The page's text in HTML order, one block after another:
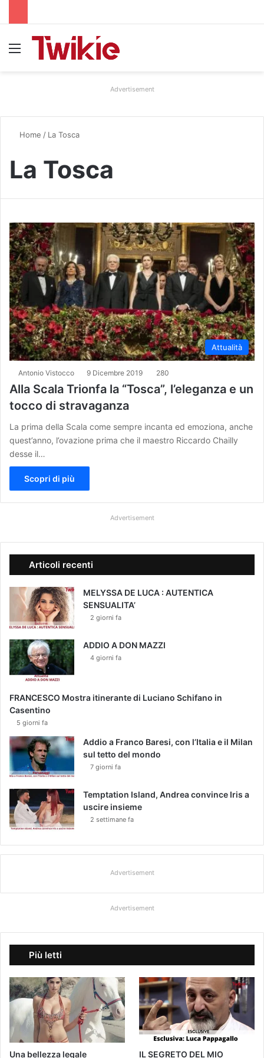
Advertisement
Home / La Tosca
La Tosca
Attualità
Antonio Vistocco 9 Dicembre 2019 280
Alla Scala Trionfa la “Tosca”, l’eleganza e un
tocco di stravaganza
La prima della Scala come sempre incanta ed emoziona, anche
quest’anno, l’ovazione prima che il maestro Riccardo Chailly
desse il…
Scopri di più
Advertisement
Articoli recenti
MELYSSA DE LUCA : AUTENTICA
SENSUALITA’
2 giorni fa
ADDIO A DON MAZZI
4 giorni fa
FRANCESCO Mostra itinerante di Luciano Schifano in
Casentino
5 giorni fa
Addio a Franco Baresi, con l’Italia e il Milan
sul tetto del mondo
7 giorni fa
Temptation Island, Andrea convince Iris a
uscire insieme
2 settimane fa
Advertisement
Advertisement
Più letti
Una bellezza legale IL SEGRETO DEL MIO